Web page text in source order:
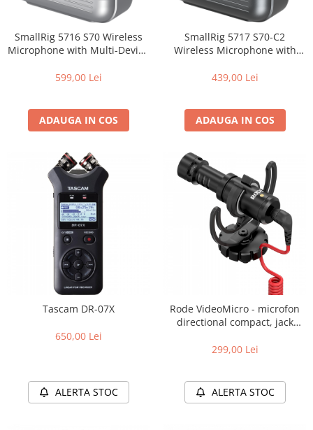
SmallRig 5716 S70 Wireless
Microphone with Multi-Device
599,00 Lei
ADAUGA IN COS
SmallRig 5717 S70-C2
Wireless Microphone with
(Black)
439,00 Lei
ADAUGA IN COS
Tascam DR-07X
650,00 Lei
ALERTA STOC
Rode VideoMicro - microfon
directional compact, jack
299,00 Lei
ALERTA STOC